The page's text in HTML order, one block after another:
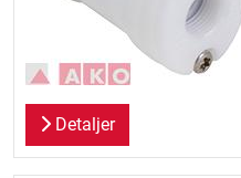
Detaljer